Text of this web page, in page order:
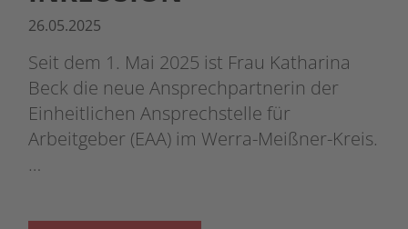
26.05.2025
Seit dem 1. Mai 2025 ist Frau Katharina
Beck die neue Ansprechpartnerin der
Einheitlichen Ansprechstelle für
Arbeitgeber (EAA) im Werra-Meißner-Kreis.
…